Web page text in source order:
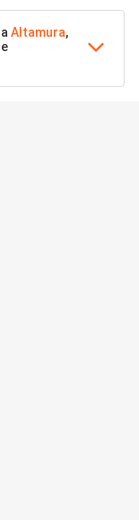
Altamura,